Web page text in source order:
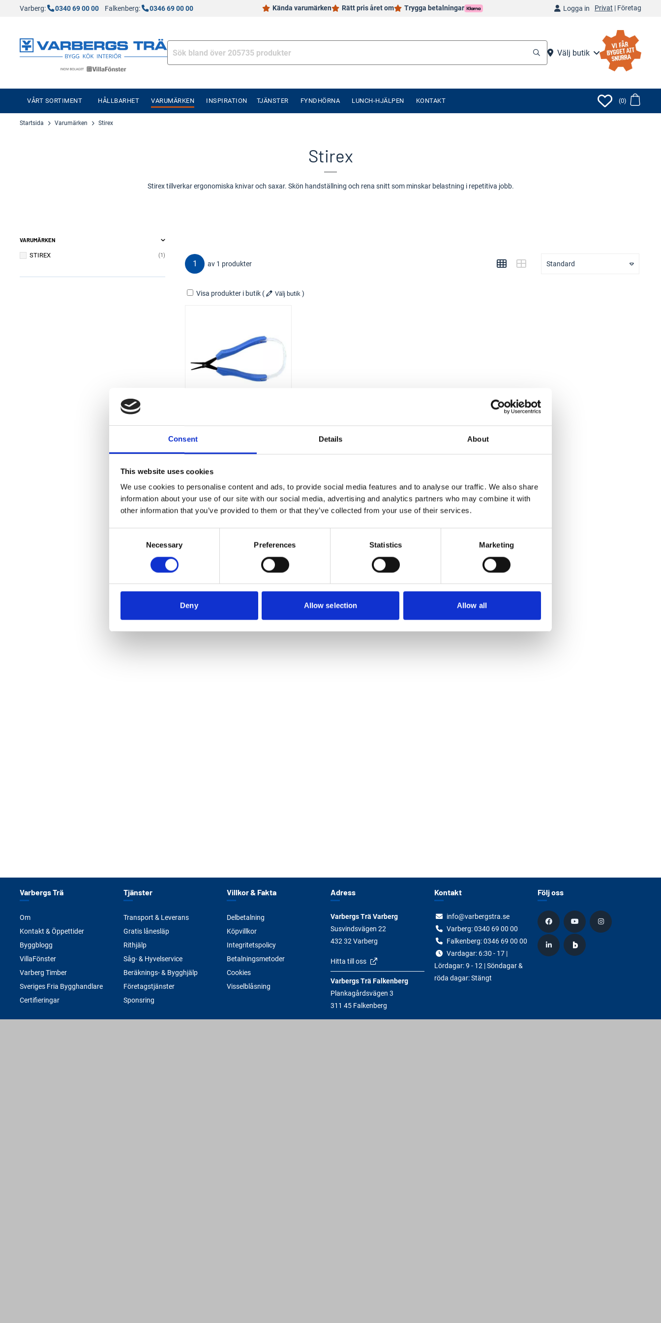
Consent Details About
This website uses cookies
We use cookies to personalise content and ads, to provide social media features and to analyse our traffic. We also share
information about your use of our site with our social media, advertising and analytics partners who may combine it with
other information that you’ve provided to them or that they’ve collected from your use of their services.
Necessary Preferences Statistics Marketing
Deny Allow selection Allow all
Varberg: 0340 69 00 00 Falkenberg: 0346 69 00 00 Kända varumärken Rätt pris året om Trygga betalningar Logga in Privat | Företag
Välj butik
VÅRT SORTIMENT HÅLLBARHET VARUMÄRKEN INSPIRATION TJÄNSTER FYNDHÖRNA LUNCH-HJÄLPEN KONTAKT (0)
Startsida Varumärken Stirex
Stirex
Stirex tillverkar ergonomiska knivar och saxar. Skön handställning och rena snitt som minskar belastning i repetitiva jobb.
VARUMÄRKEN
1
STIREX
1 av 1 produkter Standard
Visa produkter i butik ( Välj butik )
Monterinstång
328SEK
Varbergs Trä
Om
Kontakt & Öppettider
Byggblogg
VillaFönster
Varberg Timber
Sveriges Fria Bygghandlare
Certifieringar
Tjänster
Transport & Leverans
Gratis lånesläp
Rithjälp
Såg- & Hyvelservice
Beräknings- & Bygghjälp
Företagstjänster
Sponsring
Villkor & Fakta
Delbetalning
Köpvillkor
Integritetspolicy
Betalningsmetoder
Cookies
Visselblåsning
Adress
Varbergs Trä Varberg
Susvindsvägen 22
432 32 Varberg
Hitta till oss
Varbergs Trä Falkenberg
Plankagårdsvägen 3
311 45 Falkenberg
Kontakt
info@varbergstra.se
Varberg:0340 69 00 00
Falkenberg:0346 69 00 00
Vardagar: 6:30 - 17 |
Lördagar: 9 - 12 | Söndagar &
röda dagar: Stängt
Följ oss